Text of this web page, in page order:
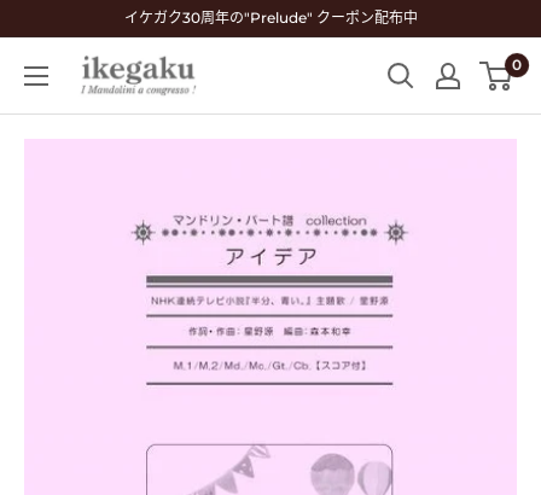
ン
イケガク30周年の"Prelude" クーポン配布中
Mandolin
&
0